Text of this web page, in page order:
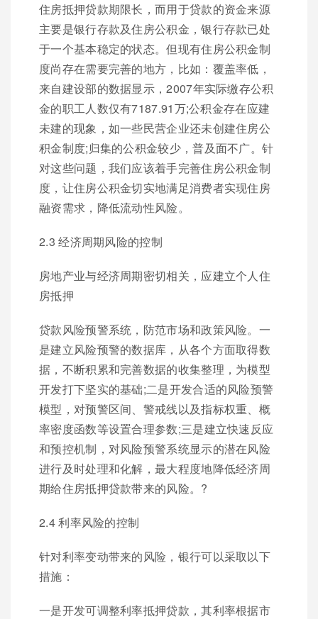
住房抵押贷款期限长，而用于贷款的资金来源
主要是银行存款及住房公积金，银行存款已处
于一个基本稳定的状态。但现有住房公积金制
度尚存在需要完善的地方，比如：覆盖率低，
来自建设部的数据显示，2007年实际缴存公积
金的职工人数仅有7187.91万;公积金存在应建
未建的现象，如一些民营企业还未创建住房公
积金制度;归集的公积金较少，普及面不广。针
对这些问题，我们应该着手完善住房公积金制
度，让住房公积金切实地满足消费者实现住房
融资需求，降低流动性风险。
2.3 经济周期风险的控制
房地产业与经济周期密切相关，应建立个人住
房抵押
贷款风险预警系统，防范市场和政策风险。一
是建立风险预警的数据库，从各个方面取得数
据，不断积累和完善数据的收集整理，为模型
开发打下坚实的基础;二是开发合适的风险预警
模型，对预警区间、警戒线以及指标权重、概
率密度函数等设置合理参数;三是建立快速反应
和预控机制，对风险预警系统显示的潜在风险
进行及时处理和化解，最大程度地降低经济周
期给住房抵押贷款带来的风险。?
2.4 利率风险的控制
针对利率变动带来的风险，银行可以采取以下
措施：
一是开发可调整利率抵押贷款，其利率根据市